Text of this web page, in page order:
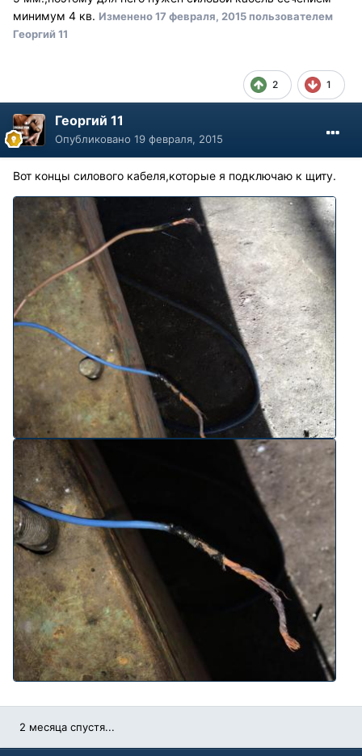
минимум 4 кв. Изменено17 февраля, 2015пользователем
Георгий 11
2 1
Георгий 11
Опубликовано 19 февраля, 2015
Вот концы силового кабеля,которые я подключаю к щиту.
2 месяца спустя...